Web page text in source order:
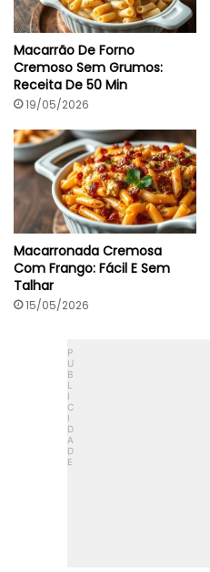
Macarrão De Forno
Cremoso Sem Grumos:
Receita De 50 Min
19/05/2026
Macarronada Cremosa
Com Frango: Fácil E Sem
Talhar
15/05/2026